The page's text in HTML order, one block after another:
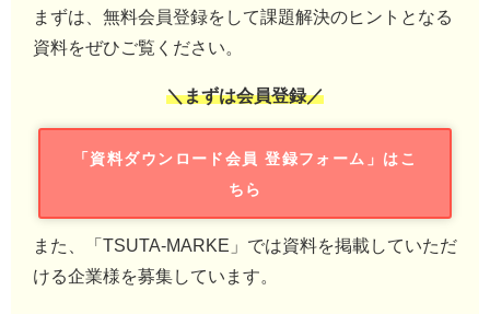
まずは、無料会員登録をして課題解決のヒントとなる
資料をぜひご覧ください。
＼まずは会員登録／
「資料ダウンロード会員 登録フォーム」はこ
ちら
また、「TSUTA-MARKE」では資料を掲載していただ
ける企業様を募集しています。